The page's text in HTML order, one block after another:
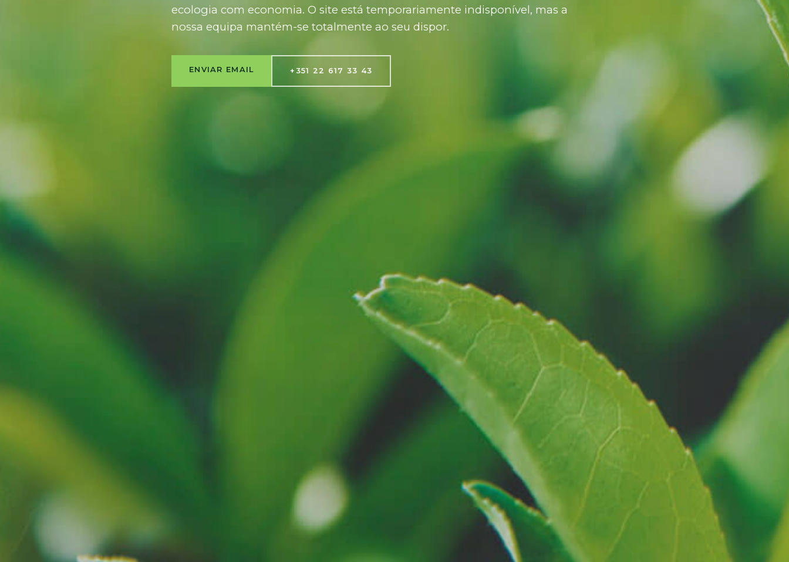
ecologia com economia. O site está temporariamente indisponível, mas a
nossa equipa mantém-se totalmente ao seu dispor.
ENVIAR EMAIL +351 22 617 33 43